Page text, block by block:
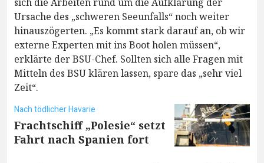
Ursache des „schweren Seeunfalls“ noch weiter
hinauszögerten. „Es kommt stark darauf an, ob wir
externe Experten mit ins Boot holen müssen“,
erklärte der BSU-Chef. Sollten sich alle Fragen mit
Mitteln des BSU klären lassen, spare das „sehr viel
Zeit“.
Nach tödlicher Havarie
Frachtschiff „Polesie“ setzt
Fahrt nach Spanien fort